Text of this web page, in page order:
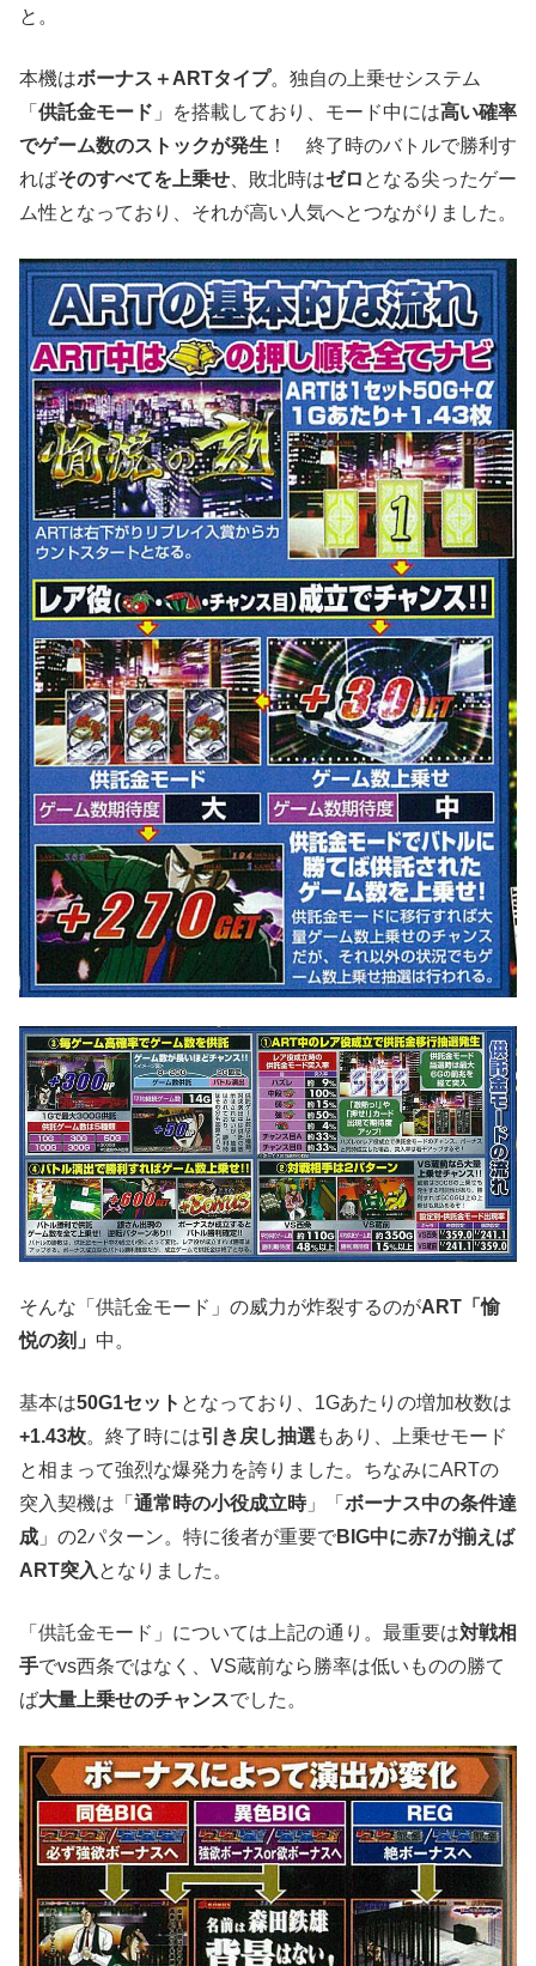
と。
本機はボーナス＋ARTタイプ。独自の上乗せシステム
「 供託金モード 」を搭載しており、モード中には高い確率
でゲーム数のストックが発生 ！ 終了時のバトルで勝利す
ればそのすべてを上乗せ 、敗北時はゼロ となる尖ったゲー
ム性となっており、それが高い人気へとつながりました。
そんな「供託金モード」の威力が炸裂するのがART「愉
悦の刻」 中。
基本は50G1セット となっており、1Gあたりの増加枚数は
+1.43枚。終了時には引き戻し抽選 もあり、上乗せモード
と相まって強烈な爆発力を誇りました。ちなみにARTの
突入契機は「 通常時の小役成立時」「 ボーナス中の条件達
成 」の2パターン。特に後者が重要でBIG中に赤7が揃えば
ART突入 となりました。
「供託金モード」については上記の通り。最重要は対戦相
手でvs西条ではなく、VS蔵前なら勝率は低いものの勝て
ば大量上乗せのチャンスでした。